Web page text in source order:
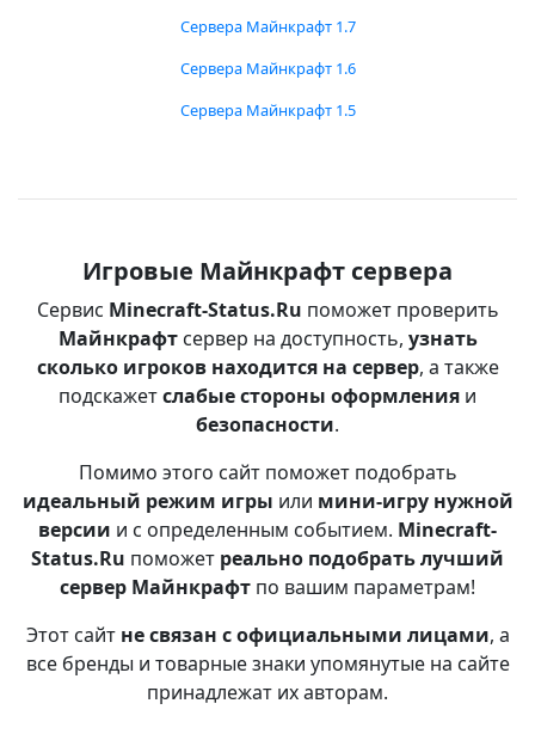
Сервера Майнкрафт 1.7
Сервера Майнкрафт 1.6
Сервера Майнкрафт 1.5
Игровые Майнкрафт сервера
Сервис Minecraft-Status.Ru поможет проверить
Майнкрафтсервер на доступность, узнать
сколько игроков находится на сервер, а также
подскажетслабые стороны оформления и
безопасности.
Помимо этого сайт поможет подобрать
идеальный режим игры или мини-игру нужной
версии и с определенным событием. Minecraft-
Status.Ru поможет реально подобрать лучший
сервер Майнкрафт по вашим параметрам!
Этот сайт не связан с официальными лицами, а
все бренды и товарные знаки упомянутые на сайте
принадлежат их авторам.